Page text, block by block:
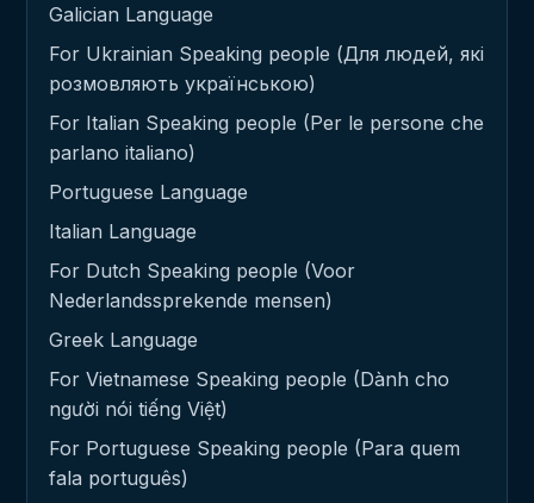
Galician Language
For Ukrainian Speaking people (Для людей, які
розмовляють українською)
For Italian Speaking people (Per le persone che
parlano italiano)
Portuguese Language
Italian Language
For Dutch Speaking people (Voor
Nederlandssprekende mensen)
Greek Language
For Vietnamese Speaking people (Dành cho
người nói tiếng Việt)
For Portuguese Speaking people (Para quem
fala português)